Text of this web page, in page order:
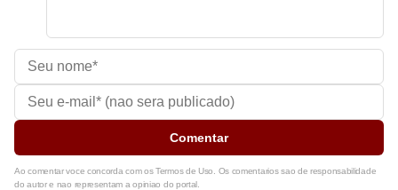
Comentar
Ao comentar voce concorda com os Termos de Uso. Os comentarios sao de responsabilidade
do autor e nao representam a opiniao do portal.